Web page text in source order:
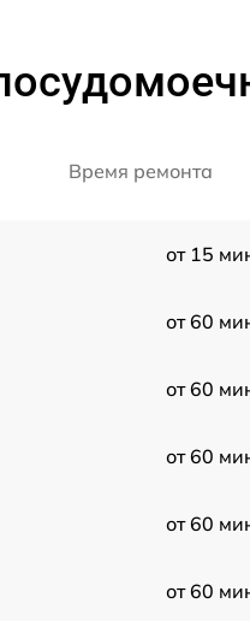
Время ремонта
от 15
от 60
от 60
от 60
от 60
от 60